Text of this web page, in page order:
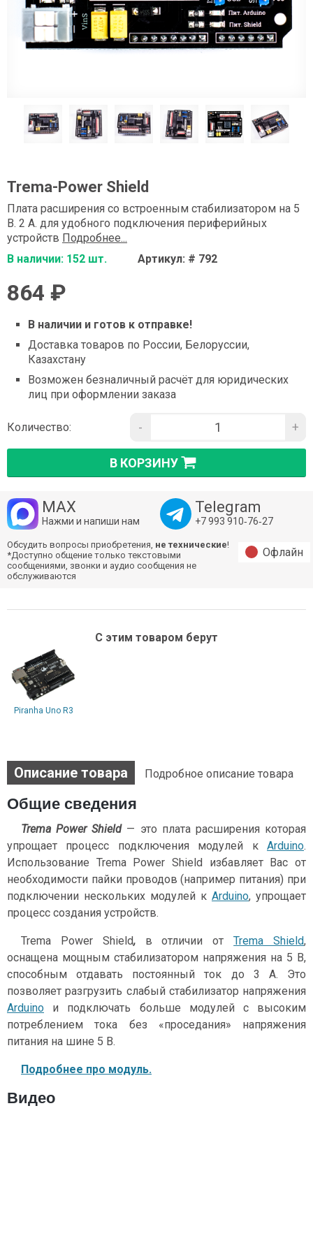
Trema-Power Shield
Плата расширения со встроенным стабилизатором на 5
В. 2 А. для удобного подключения периферийных
устройств Подробнее...
В наличии: 152 шт.
Артикул: # 792
864 ₽
В наличии и готов к отправке!
Доставка товаров по России, Белоруссии,
Казахстану
Возможен безналичный расчёт для юридических
лиц при оформлении заказа
Количество: - +
В КОРЗИНУ
MAX
Нажми и напиши нам
Telegram
+7 993 910‑76‑27
Обсудить вопросы приобретения, не технические!
*Доступно общение только текстовыми
сообщениями, звонки и аудио сообщения не
обслуживаются
Офлайн
С этим товаром берут
Piranha Uno R3
Описание товара Подробное описание товара
Общие сведения
Trema Power Shield— это плата расширения которая
упрощает процесс подключения модулей к Arduino.
Использование Trema Power Shield избавляет Вас от
необходимости пайки проводов (например питания) при
подключении нескольких модулей к Arduino, упрощает
процесс создания устройств.
Trema Power Shield,в отличии отTrema Shield,
оснащена мощным стабилизатором напряжения на 5 В,
способным отдавать постоянный ток до 3 А. Это
позволяет разгрузить слабый стабилизатор напряжения
Arduino и подключать больше модулей с высоким
потреблением тока без «проседания» напряжения
питания на шине 5 В.
Подробнее про модуль.
Видео